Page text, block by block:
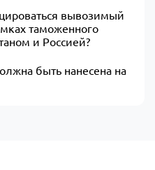
вывозимый
таможенного
и Россией?
быть нанесена на